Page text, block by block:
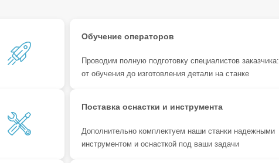
Обучение операторов
Проводим полную подготовку специалистов заказчика:
от обучения до изготовления детали на станке
Поставка оснастки и инструмента
Дополнительно комплектуем наши станки надежными
инструментом и оснасткой под ваши задачи